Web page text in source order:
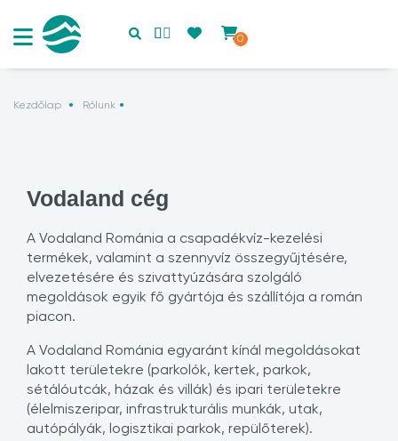
0
Kezdőlap Rólunk
Vodaland cég
A Vodaland Románia a csapadékvíz-kezelési
termékek, valamint a szennyvíz összegyűjtésére,
elvezetésére és szivattyúzására szolgáló
megoldások egyik fő gyártója és szállítója a román
piacon.
A Vodaland Románia egyaránt kínál megoldásokat
lakott területekre (parkolók, kertek, parkok,
sétálóutcák, házak és villák) és ipari területekre
(élelmiszeripar, infrastrukturális munkák, utak,
autópályák, logisztikai parkok, repülőterek).